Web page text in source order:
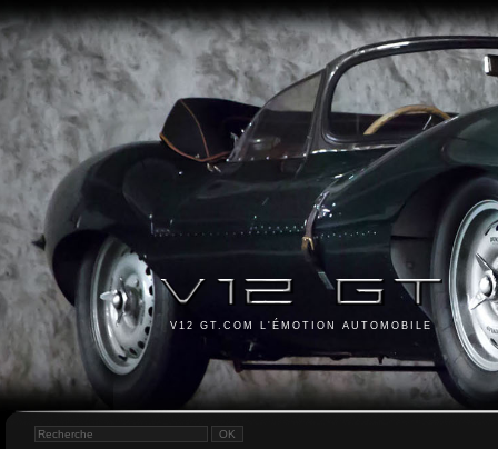
V12 GT.COM L'ÉMOTION AUTOMOBILE